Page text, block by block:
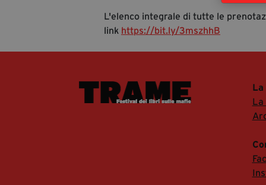
L'elenco integrale di tutte le
link https://bit.ly/3mszhhB
La
La